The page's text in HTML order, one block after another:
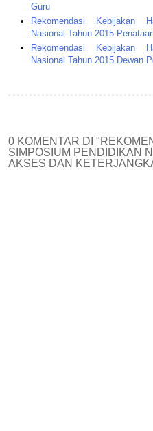
Guru
Rekomendasi Kebijakan
Nasional Tahun 2015
Rekomendasi Kebijakan
Nasional Tahun 2015 Dewan
0 KOMENTAR DI
SIMPOSIUM PENDIDIKAN
AKSES DAN